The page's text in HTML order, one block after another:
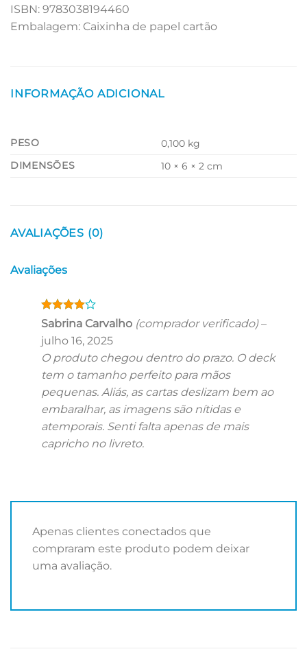
ISBN: 9783038194460
Embalagem: Caixinha de papel cartão
INFORMAÇÃO ADICIONAL
PESO
0,100 kg
DIMENSÕES
10 × 6 × 2 cm
AVALIAÇÕES (0)
Avaliações
Avaliação
Sabrina Carvalho (comprador verificado) –
julho 16, 2025
O produto chegou dentro do prazo. O deck
tem o tamanho perfeito para mãos
pequenas. Aliás, as cartas deslizam bem ao
embaralhar, as imagens são nítidas e
atemporais. Senti falta apenas de mais
capricho no livreto.
Apenas clientes conectados que
compraram este produto podem deixar
uma avaliação.